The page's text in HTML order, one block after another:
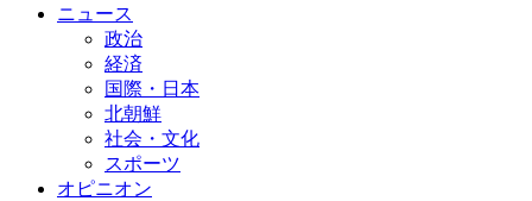
ニュース
政治
経済
国際・日本
北朝鮮
社会・文化
スポーツ
オピニオン